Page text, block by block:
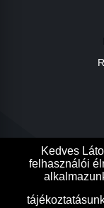
Kedves
felhasználói